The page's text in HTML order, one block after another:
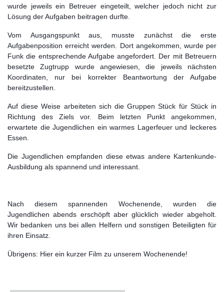
wurde jeweils ein Betreuer eingeteilt, welcher jedoch nicht zur
Lösung der Aufgaben beitragen durfte.
Vom Ausgangspunkt aus, musste zunächst die erste
Aufgabenposition erreicht werden. Dort angekommen, wurde per
Funk die entsprechende Aufgabe angefordert. Der mit Betreuern
besetzte Zugtrupp wurde angewiesen, die jeweils nächsten
Koordinaten, nur bei korrekter Beantwortung der Aufgabe
bereitzustellen.
Auf diese Weise arbeiteten sich die Gruppen Stück für Stück in
Richtung des Ziels vor. Beim letzten Punkt angekommen,
erwartete die Jugendlichen ein warmes Lagerfeuer und leckeres
Essen.
Die Jugendlichen empfanden diese etwas andere Kartenkunde-
Ausbildung als spannend und interessant.
Nach diesem spannenden Wochenende, wurden die
Jugendlichen abends erschöpft aber glücklich wieder abgeholt.
Wir bedanken uns bei allen Helfern und sonstigen Beteiligten für
ihren Einsatz.
Übrigens: Hier ein kurzer Film zu unserem Wochenende!